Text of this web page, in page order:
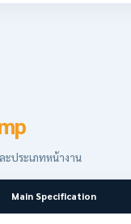
ะประเภทหน้างาน
Main Specification